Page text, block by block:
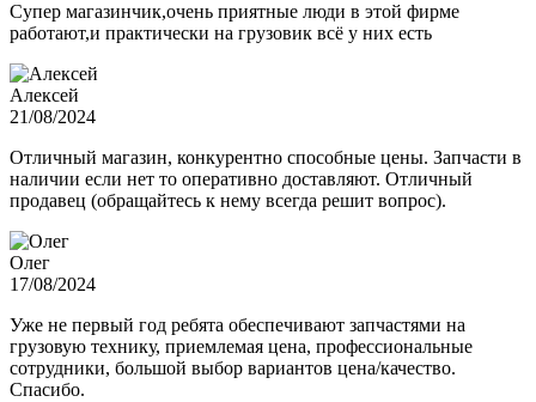
Супер магазинчик,очень приятные люди в этой фирме
работают,и практически на грузовик всё у них есть
Алексей
21/08/2024
Отличный магазин, конкурентно способные цены. Запчасти в
наличии если нет то оперативно доставляют. Отличный
продавец (обращайтесь к нему всегда решит вопрос).
Олег
17/08/2024
Уже не первый год ребята обеспечивают запчастями на
грузовую технику, приемлемая цена, профессиональные
сотрудники, большой выбор вариантов цена/качество.
Спасибо.